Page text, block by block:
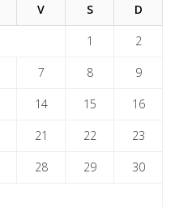
V S D
1 2
7 8 9
14 15 16
21 22 23
28 29 30